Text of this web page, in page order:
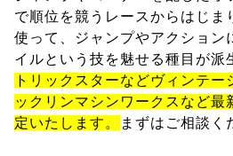
で順位を競うレースからはじま
使って、ジャンプやアクション
イルという技を魅せる種目が派
トリックスターなどヴィンテ
ックリンマシンワークスなど最
定いたします。
まずはご相談く